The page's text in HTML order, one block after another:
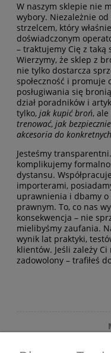
W naszym sklepie nie
wybory. Niezależnie
strzelcem, który
doświadczonym
– traktujemy Cię z
Wierzymy, że sklep z
nie tylko dostarcza
społeczność i
posługiwania się
dział poradników i
tylko, jak kupić broń, ale
trenować, jak
akcesoria do
Jesteśmy
komplikujemy
dystansu.
importerami,
uprawnienia i dbamy o
prawnym. To, co nas
konsekwencja – nie
mielibyśmy zaufania.
wynik lat praktyki,
klientów. Jeśli zależy
zadowolony – trafiłeś